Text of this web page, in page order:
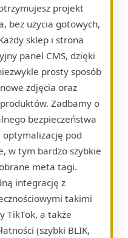
projekt
bez użycia gotowych,
sklep i strona
panel CMS, dzięki
prosty sposób
zdjęcia oraz
Zadbamy o
bezpieczeństwa
optymalizację pod
w tym bardzo szybkie
meta tagi.
integrację z
takimi
TikTok, a także
(szybki BLIK,